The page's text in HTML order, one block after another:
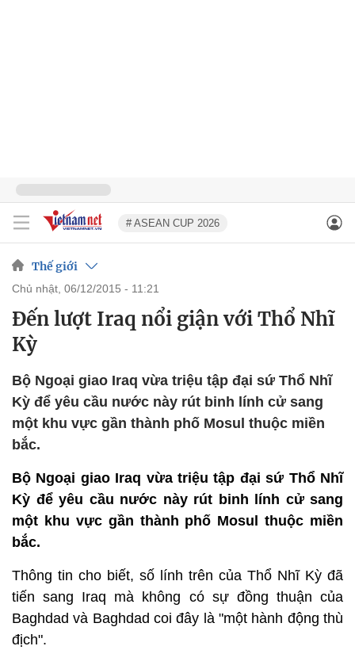
# ASEAN CUP 2026
Thế giới
chủ nhật, 06/12/2015 - 11:21
Đến lượt Iraq nổi giận với Thổ Nhĩ
Kỳ
Bộ Ngoại giao Iraq vừa triệu tập đại sứ Thổ Nhĩ
Kỳ để yêu cầu nước này rút binh lính cử sang
một khu vực gần thành phố Mosul thuộc miền
bắc.
Bộ Ngoại giao Iraq vừa triệu tập đại sứ Thổ Nhĩ
Kỳ để yêu cầu nước này rút binh lính cử sang
một khu vực gần thành phố Mosul thuộc miền
bắc.
Thông tin cho biết, số lính trên của Thổ Nhĩ Kỳ đã
tiến sang Iraq mà không có sự đồng thuận của
Baghdad và Baghdad coi đây là "một hành động thù
địch".